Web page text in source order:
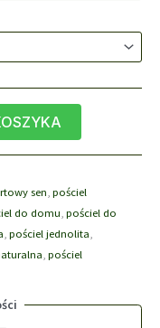
sen, pościel
do domu, pościel do
, pościel jednolita,
, pościel